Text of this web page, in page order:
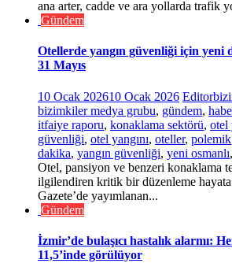
ana arter, cadde ve ara yollarda trafik
Gündem
Otellerde yangın güvenliği için yeni
31 Mayıs
10 Ocak 202610 Ocak 2026 Editor
bizimkiler medya grubu, gündem,
itfaiye raporu, konaklama sektörü, otel
güvenliği, otel yangını, oteller, polemik
dakika, yangın güvenliği, yeni osmanlı,
Otel, pansiyon ve benzeri konaklama
ilgilendiren kritik bir düzenleme
Gazete’de yayımlanan...
Gündem
İzmir’de bulaşıcı hastalık alarmı:
11,5’inde görülüyor